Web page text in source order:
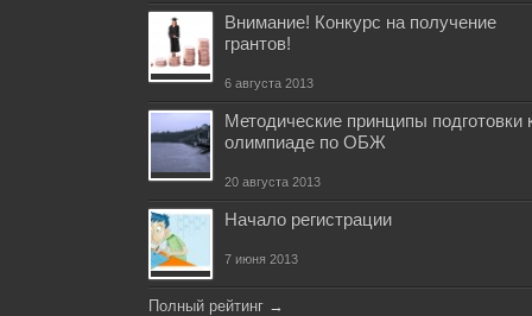
Внимание! Конкурс на получение
грантов!
6 августа 2013
Методические принципы подготовки
олимпиаде по ОБЖ
20 августа 2013
Начало регистрации
7 июня 2013
Полный рейтинг →